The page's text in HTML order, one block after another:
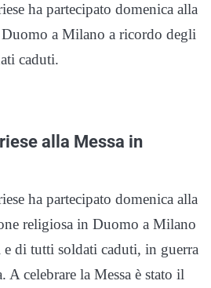
ha partecipato domenica alla
a Milano a ricordo degli
caduti.
alla Messa in
ha partecipato domenica alla
religiosa in Duomo a Milano
di tutti soldati caduti, in guerra
A celebrare la Messa è stato il